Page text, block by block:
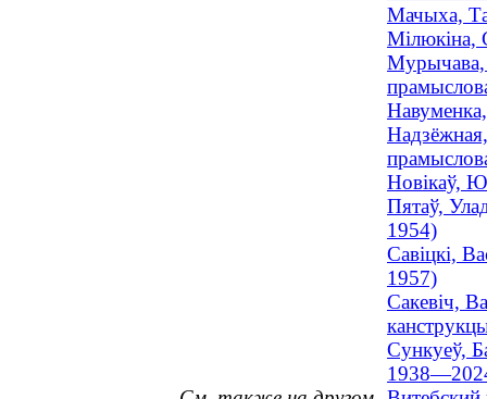
Мачыха,
Мілюкіна,
Мурычава,
Новікаў,
Пятаў,
1954)
Савіцкі,
1957)
Сакевіч,
Сункуеў,